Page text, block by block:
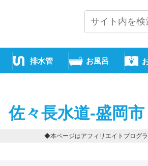
排水管 お風呂
佐々長水道-盛岡市
◆本ページはアフィリエイトプログラ